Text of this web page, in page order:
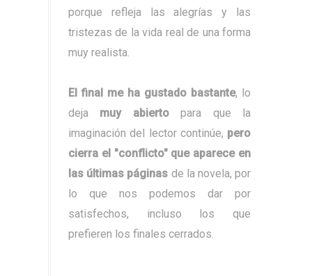
porque refleja las alegrías y las
tristezas de la vida real de una forma
muy realista.
El final me ha gustado bastante, lo
deja muy abiertopara que la
imaginación del lector continúe, pero
cierra el "conflicto" que aparece en
las últimas páginas de la novela, por
lo que nos podemos dar por
satisfechos, incluso los que
prefieren los finales cerrados.